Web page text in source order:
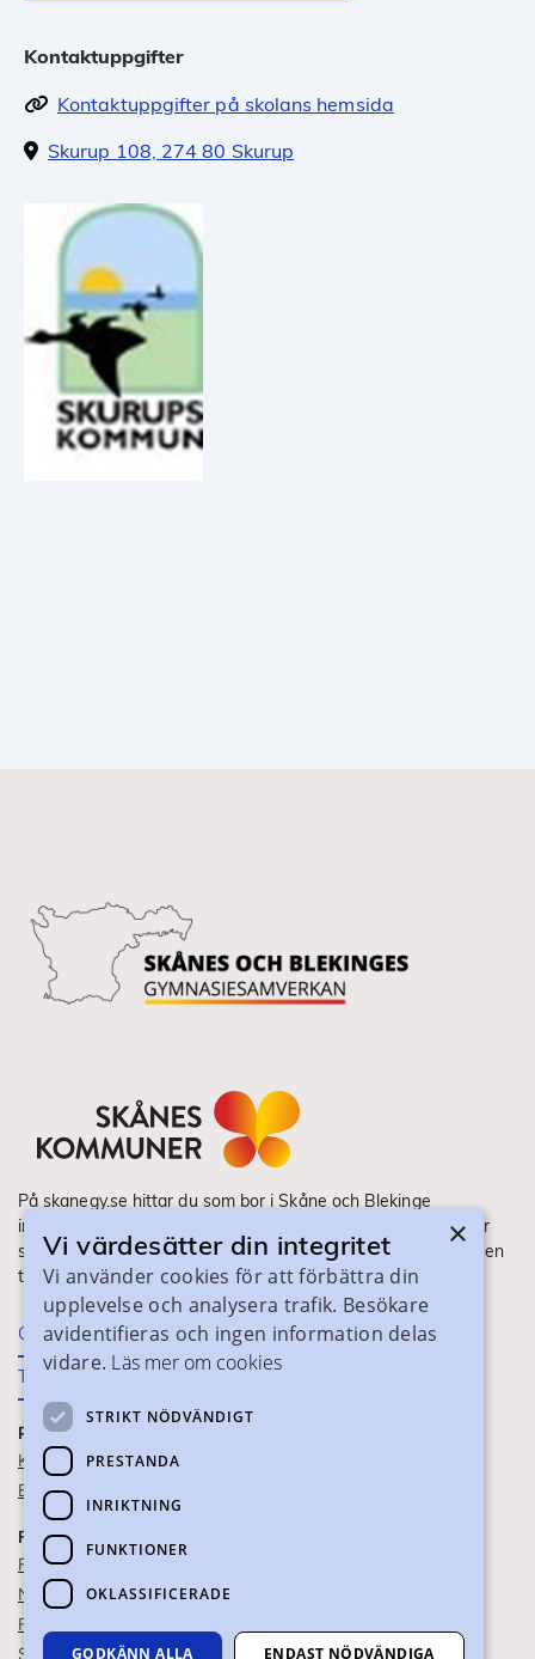
Kontaktuppgifter
Kontaktuppgifter på skolans hemsida
Skurup 108, 274 80 Skurup
På skanegy.se hittar du som bor i Skåne och Blekinge
information om ditt gymnasieval. Här ser du vilka utbildningar
som finns och hur ansökan och antagning går till. Webbplatsen
tillhandahålls av Skånes Kommuner.
Om webbplatsen
Tillgänglighet
PRAKTISK INFORMATION
Kontaktuppgifter
Blanketter
FÖR SKOLPERSONAL
För SYV
Nationella studievägskoder
För gymnasieskolor
Skolportalen
×
Vi värdesätter din integritet
Vi använder cookies för att förbättra din
upplevelse och analysera trafik. Besökare
avidentifieras och ingen information delas
vidare. Läs mer om cookies
STRIKT NÖDVÄNDIGT
PRESTANDA
INRIKTNING
FUNKTIONER
OKLASSIFICERADE
GODKÄNN ALLA ENDAST NÖDVÄNDIGA